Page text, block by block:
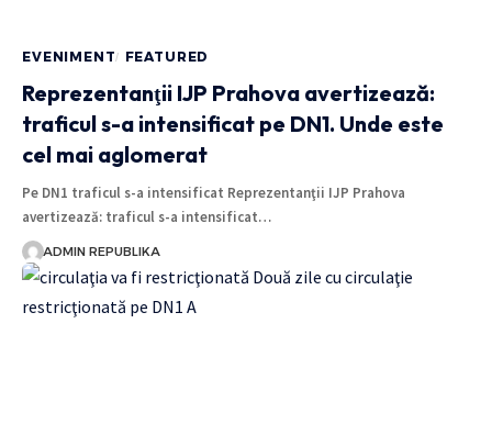
EVENIMENT FEATURED
Reprezentanţii IJP Prahova avertizează:
traficul s-a intensificat pe DN1. Unde este
cel mai aglomerat
Pe DN1 traficul s-a intensificat Reprezentanţii IJP Prahova
avertizează: traficul s-a intensificat…
ADMIN REPUBLIKA